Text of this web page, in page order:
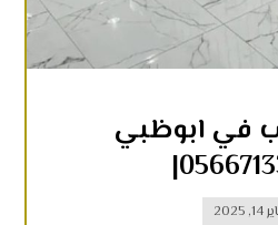
في ابوظبي
2025